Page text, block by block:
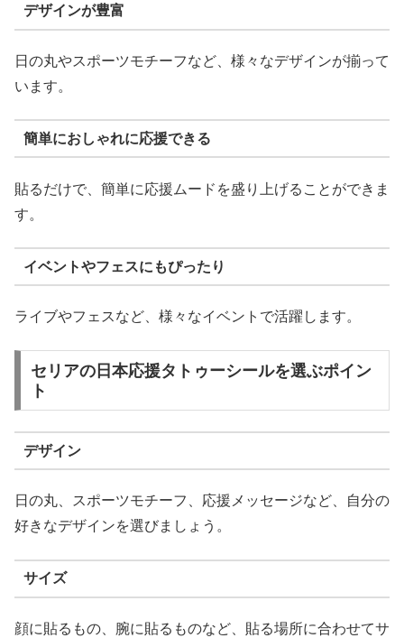
デザインが豊富
日の丸やスポーツモチーフなど、様々なデザインが揃って
います。
簡単におしゃれに応援できる
貼るだけで、簡単に応援ムードを盛り上げることができま
す。
イベントやフェスにもぴったり
ライブやフェスなど、様々なイベントで活躍します。
セリアの日本応援タトゥーシールを選ぶポイン
ト
デザイン
日の丸、スポーツモチーフ、応援メッセージなど、自分の
好きなデザインを選びましょう。
サイズ
顔に貼るもの、腕に貼るものなど、貼る場所に合わせてサ